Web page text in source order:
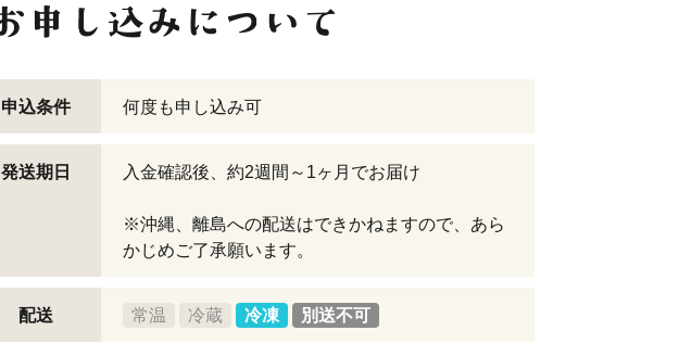
申込条件 何度も申し込み可
発送期日 入金確認後、約2週間～1ヶ月でお届け
※沖縄、離島への配送はできかねますので、あら
かじめご了承願います。
配送 常温 冷蔵 冷凍 別送不可